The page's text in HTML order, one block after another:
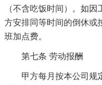
（不含吃饭时间）。如
方安排同等时间的倒休或
班加点费。
第七条 劳动报酬
甲方每月按本公司规